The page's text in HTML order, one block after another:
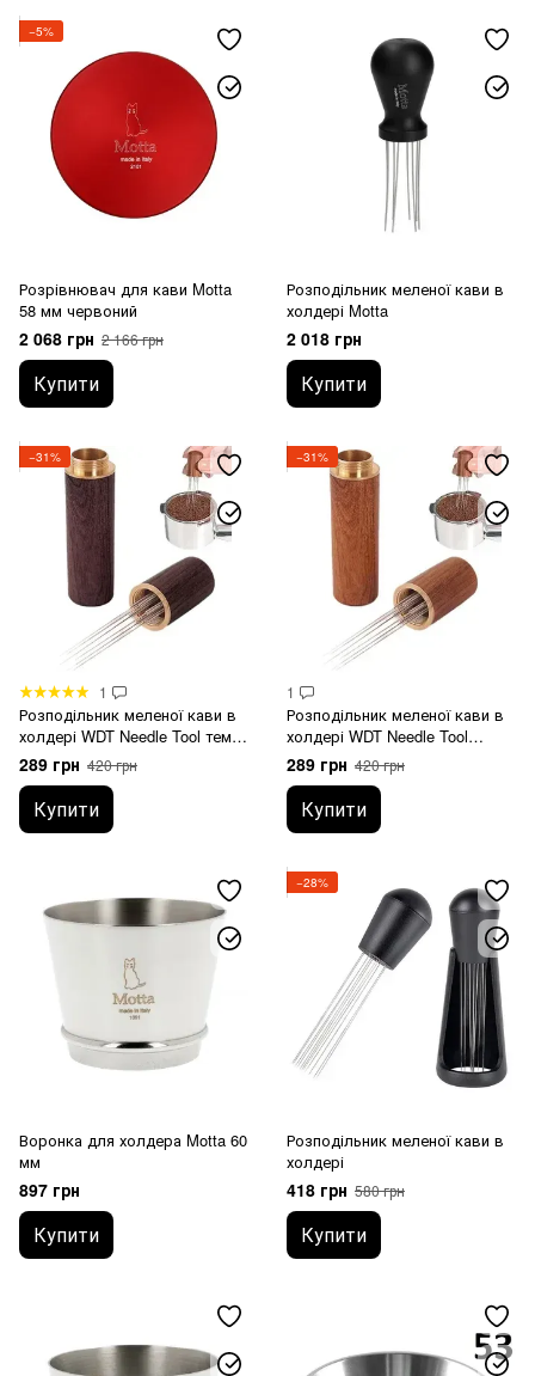
−5%
Розрівнювач для кави Motta
58 мм червоний
2 068 грн 2 166 грн
Купити
Розподільник меленої кави в
холдері Motta
2 018 грн
Купити
−31%
1
Розподільник меленої кави в
холдері WDT Needle Tool темне
дерево
289 грн 420 грн
Купити
−31%
1
Розподільник меленої кави в
холдері WDT Needle Tool
світле дерево
289 грн 420 грн
Купити
Воронка для холдера Motta 60
мм
897 грн
Купити
−28%
Розподільник меленої кави в
холдері
418 грн 580 грн
Купити